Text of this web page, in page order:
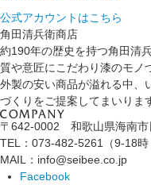
公式アカウントはこちら
角田清兵衛商店
約190年の歴史を持つ角田清
質や意匠にこだわり漆のモノ
外製の安い商品が溢れる中、
づくりをご提案してまいりま
〒642-0002 和歌山県海南市
TEL：073-482-5261（9-18時
MAIL：info@seibee.co.jp
Facebook